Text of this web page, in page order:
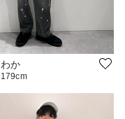
わか
179cm